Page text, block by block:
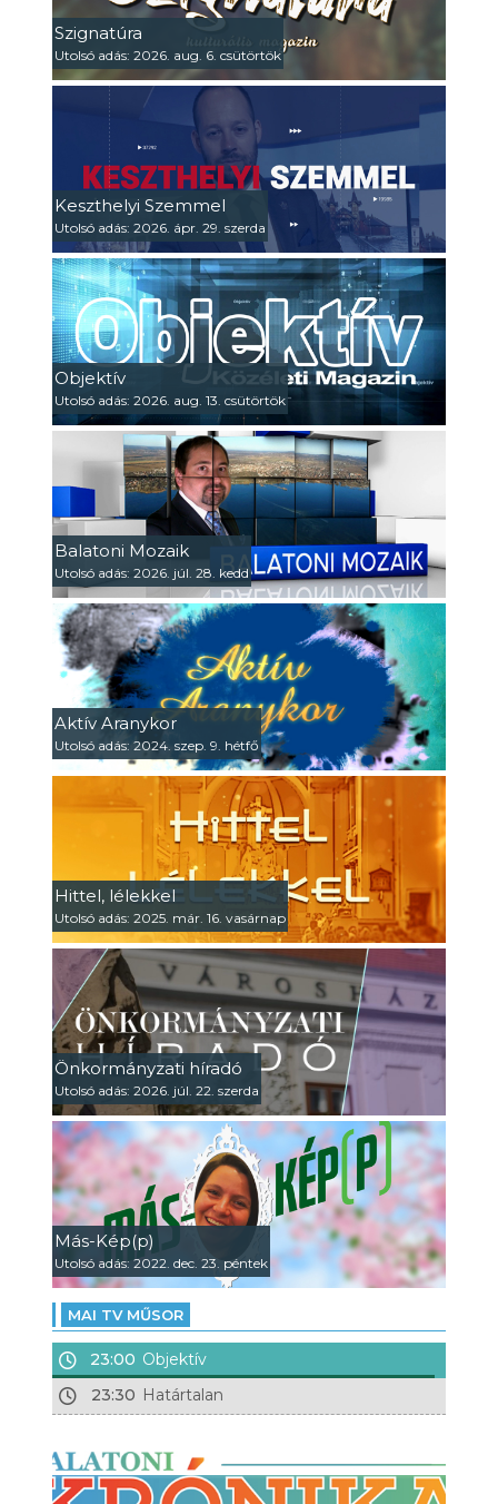
Szignatúra
Utolsó adás: 2026. aug. 6. csütörtök
Keszthelyi Szemmel
Utolsó adás: 2026. ápr. 29. szerda
Objektív
Utolsó adás: 2026. aug. 13. csütörtök
Balatoni Mozaik
Utolsó adás: 2026. júl. 28. kedd
Aktív Aranykor
Utolsó adás: 2024. szep. 9. hétfő
Hittel, lélekkel
Utolsó adás: 2025. már. 16. vasárnap
Önkormányzati híradó
Utolsó adás: 2026. júl. 22. szerda
Más-Kép(p)
Utolsó adás: 2022. dec. 23. péntek
MAI TV MŰSOR
23:00 Objektív
23:30 Határtalan